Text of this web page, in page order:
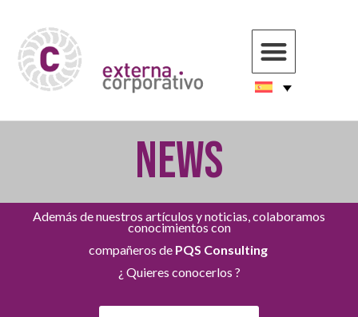
NEWS
Además de nuestros artículos y noticias, colaboramos
conocimientos con
compañeros de PQS Consulting
¿ Quieres conocerlos ?